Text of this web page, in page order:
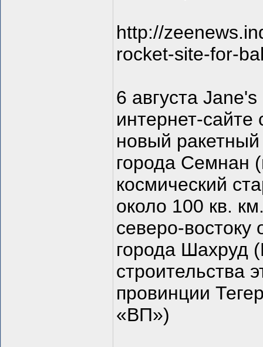
http://
rocket-site-for-
6 августа
интернет-
новый ракетный
города Семнан
космический
около 100 кв.
северо-
города Шахруд
строительства
провинции
«ВП»)